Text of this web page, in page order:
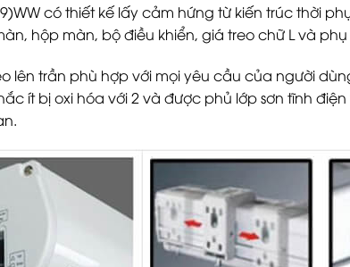
có thiết kế lấy cảm hứng từ kiến trúc thời
hộp màn, bộ điều khiển, giá treo chữ L và phụ
lên trần phù hợp với mọi yêu cầu của người
ít bị oxi hóa với 2 và được phủ lớp sơn tĩnh